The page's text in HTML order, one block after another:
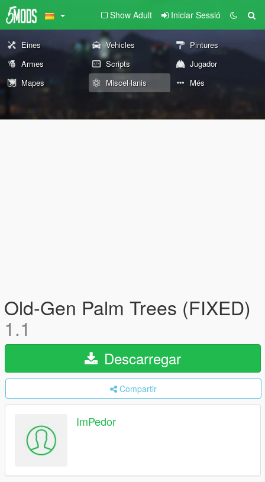
Show Adult Iniciar Sessió
Eines Vehicles
Pintures
Armes
Scripts
Jugador
Mapes
Miscel·lanis Més
Old-Gen Palm Trees (FIXED)
1.1
Descarregar
Compartir
ImPedor